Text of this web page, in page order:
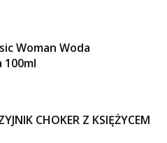
Woman Woda
100ml
CHOKER Z KSIĘŻYCEM